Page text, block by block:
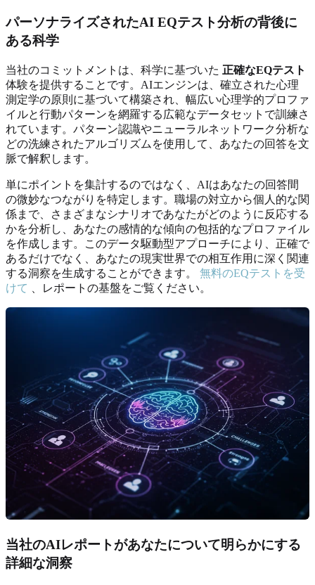
パーソナライズされたAI EQテスト分析の背後に
ある科学
当社のコミットメントは、科学に基づいた 正確なEQテスト
体験を提供することです。AIエンジンは、確立された心理
測定学の原則に基づいて構築され、幅広い心理学的プロファ
イルと行動パターンを網羅する広範なデータセットで訓練さ
れています。パターン認識やニューラルネットワーク分析な
どの洗練されたアルゴリズムを使用して、あなたの回答を文
脈で解釈します。
単にポイントを集計するのではなく、AIはあなたの回答間
の微妙なつながりを特定します。職場の対立から個人的な関
係まで、さまざまなシナリオであなたがどのように反応する
かを分析し、あなたの感情的な傾向の包括的なプロファイル
を作成します。このデータ駆動型アプローチにより、正確で
あるだけでなく、あなたの現実世界での相互作用に深く関連
する洞察を生成することができます。 無料のEQテストを受
けて
、レポートの基盤をご覧ください。
当社のAIレポートがあなたについて明らかにする
詳細な洞察